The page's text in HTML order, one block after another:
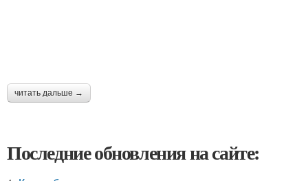
читать дальше →
Последние обновления на сайте: